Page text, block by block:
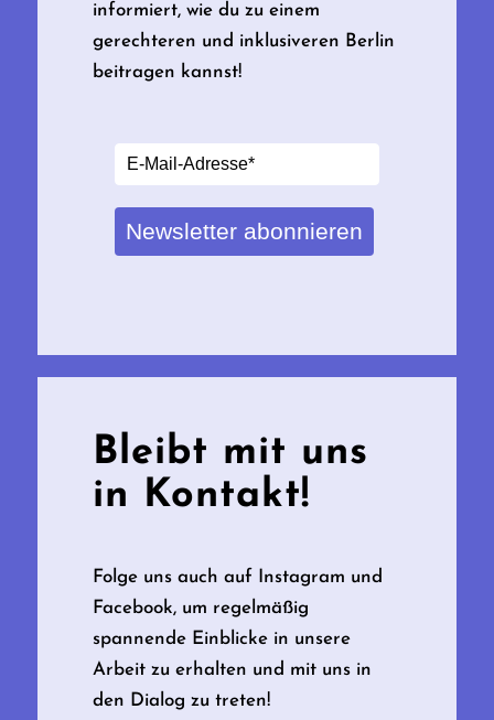
informiert, wie du zu einem
gerechteren und inklusiveren Berlin
beitragen kannst!
Newsletter abonnieren
Bleibt mit uns
in Kontakt!
Folge uns auch auf Instagram und
Facebook, um regelmäßig
spannende Einblicke in unsere
Arbeit zu erhalten und mit uns in
den Dialog zu treten!